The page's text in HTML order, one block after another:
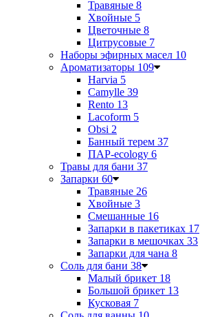
Травяные 8
Хвойные 5
Цветочные 8
Цитрусовые 7
Наборы эфирных масел 10
Ароматизаторы 109
Harvia 5
Camylle 39
Rento 13
Lacoform 5
Obsi 2
Банный терем 37
ПАР-ecology 6
Травы для бани 37
Запарки 60
Травяные 26
Хвойные 3
Смешанные 16
Запарки в пакетиках 17
Запарки в мешочках 33
Запарки для чана 8
Соль для бани 38
Малый брикет 18
Большой брикет 13
Кусковая 7